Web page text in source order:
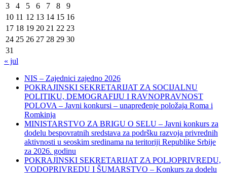
3
4 5 6 7 8
9
10 11 12 13 14 15 16
17 18 19 20 21 22 23
24 25 26 27 28 29 30
31
« jul
NIS – Zajednici zajedno 2026
POKRAJINSKI SEKRETARIJAT ZA SOCIJALNU
POLITIKU, DEMOGRAFIJU I RAVNOPRAVNOST
POLOVA – Javni konkursi – unapređenje položaja Roma i
Romkinja
MINISTARSTVO ZA BRIGU O SELU – Javni konkurs za
dodelu bespovratnih sredstava za podršku razvoja privrednih
aktivnosti u seoskim sredinama na teritoriji Republike Srbije
za 2026. godinu
POKRAJINSKI SEKRETARIJAT ZA POLJOPRIVREDU,
VODOPRIVREDU I ŠUMARSTVO – Konkurs za dodelu